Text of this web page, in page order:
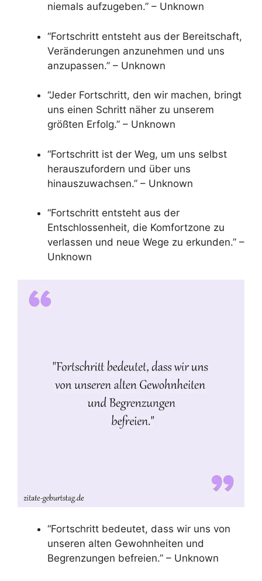
niemals aufzugeben.” – Unknown
“Fortschritt entsteht aus der Bereitschaft,
Veränderungen anzunehmen und uns
anzupassen.” – Unknown
“Jeder Fortschritt, den wir machen, bringt
uns einen Schritt näher zu unserem
größten Erfolg.” – Unknown
“Fortschritt ist der Weg, um uns selbst
herauszufordern und über uns
hinauszuwachsen.” – Unknown
“Fortschritt entsteht aus der
Entschlossenheit, die Komfortzone zu
verlassen und neue Wege zu erkunden.” –
Unknown
“Fortschritt bedeutet, dass wir uns von
unseren alten Gewohnheiten und
Begrenzungen befreien.” – Unknown